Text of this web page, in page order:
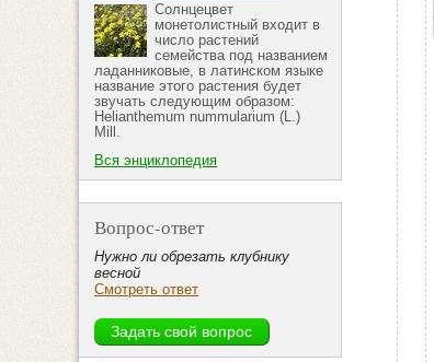
Солнцецвет
монетолистный входит в
число растений
семейства под названием
ладанниковые, в латинском языке
название этого растения будет
звучать следующим образом:
Helianthemum nummularium (L.)
Mill.
Вся энциклопедия
Вопрос-ответ
Нужно ли обрезать клубнику
весной
Смотреть ответ